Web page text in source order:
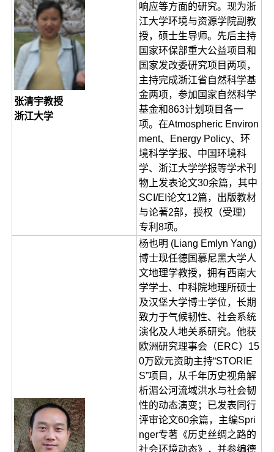
张清宇教授
浙江大学
响应等方面的研究。现为浙
江大学环境与资源学院副教
授，硕士生导师。先后主持
国家环保部重大公益项目和
国家发改委研究项目两项，
主持完成浙江省自然科学基
金两项，参加国家自然科学
基金和863计划项目各一
项。在Atmospheric Environ
ment、Energy Policy、环
境科学学报、中国环境科
学、浙江大学学报等学术刊
物上发表论文30余篇，其中
SCI/EI论文12篇，出版教材
与论著2部，授权（受理）
专利8项。
杨也明 (Liang Emlyn Yang)
博士现任德国慕尼黑大学人
文地理学教授，拥有西南大
学学士、中科院地理所硕士
及汉堡大学博士学位，长期
致力于气候韧性、社会系统
演化及人地关系研究。他获
欧洲研究理事会（ERC）15
0万欧元资助主持“STORIE
S”项目，从千年历史视角解
析湄公河流域洪水与社会韧
性的动态演变；已发表同行
评审论文60余篇，主编Spri
nger专著《历史丝绸之路的
社会环境动态》，并参编德